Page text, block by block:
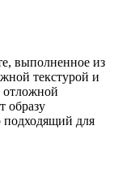
выполненное из
текстурой и
отложной
образу
для